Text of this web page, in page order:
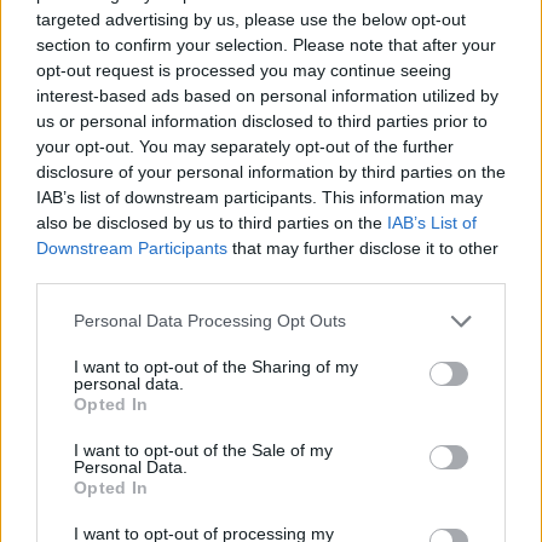
targeted advertising by us, please use the below opt-out
section to confirm your selection. Please note that after your
opt-out request is processed you may continue seeing
interest-based ads based on personal information utilized by
us or personal information disclosed to third parties prior to
your opt-out. You may separately opt-out of the further
disclosure of your personal information by third parties on the
IAB’s list of downstream participants. This information may
also be disclosed by us to third parties on the IAB’s List of
Downstream Participants that may further disclose it to other
Personal Data Processing Opt Outs
I want to opt-out of the Sharing of my
personal data.
Opted In
I want to opt-out of the Sale of my
Personal Data.
Opted In
I want to opt-out of processing my
Deseu el meu nom, el correu electrònic i el lloc web en
aquest navegador per a la propera vegada que comenti.
characters
ÚLTIMES NOTÍCIES